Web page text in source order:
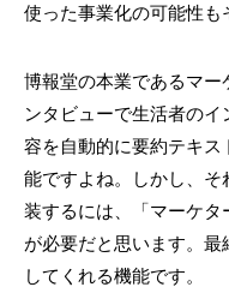
使った事業化の可能性も
博報堂の本業であるマー
ンタビューで生活者の
容を自動的に要約テキ
能ですよね。しかし、
装するには、「マーケ
が必要だと思います。
してくれる機能です。